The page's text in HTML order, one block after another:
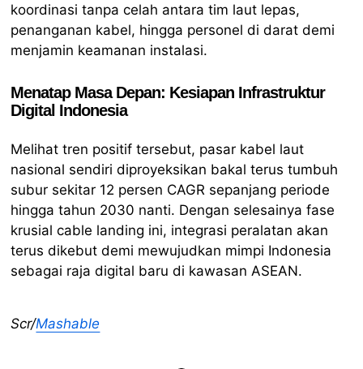
koordinasi tanpa celah antara tim laut lepas,
penanganan kabel, hingga personel di darat demi
menjamin keamanan instalasi.
Menatap Masa Depan: Kesiapan Infrastruktur
Digital Indonesia
Melihat tren positif tersebut, pasar kabel laut
nasional sendiri diproyeksikan bakal terus tumbuh
subur sekitar 12 persen CAGR sepanjang periode
hingga tahun 2030 nanti. Dengan selesainya fase
krusial cable landing ini, integrasi peralatan akan
terus dikebut demi mewujudkan mimpi Indonesia
sebagai raja digital baru di kawasan ASEAN.
Scr/Mashable